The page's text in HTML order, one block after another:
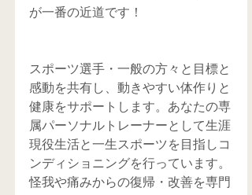
が一番の近道です！
スポーツ選手・一般の方々と目標と
感動を共有し、動きやすい体作りと
健康をサポートします。あなたの専
属パーソナルトレーナーとして生涯
現役生活と一生スポーツを目指しコ
ンディショニングを行っています。
怪我や痛みからの復帰・改善を専門